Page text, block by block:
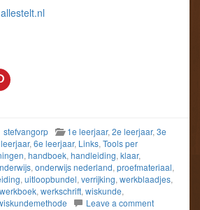
allestelt.nl
stefvangorp 1e leerjaar,2e leerjaar,3e
,6e leerjaar, Links,Tools per
,handboek,handleiding,klaar,
,onderwijs nederland,proefmateriaal,
,uitloopbundel,verrijking,werkblaadjes,
werkboek,werkschrift,wiskunde,
Leave a comment